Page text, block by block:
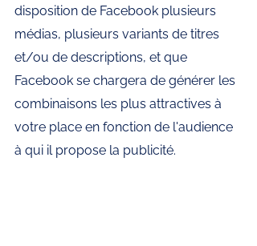
disposition de Facebook plusieurs
médias, plusieurs variants de titres
et/ou de descriptions, et que
Facebook se chargera de générer les
combinaisons les plus attractives à
votre place en fonction de l'audience
à qui il propose la publicité.